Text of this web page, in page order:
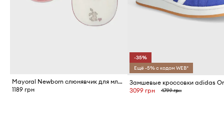
Mayoral Newborn слюнявчик для младенцев 2 шт.
1189 грн
-35%
Ещё -5% с кодом WEB*
3099 грн 4799 грн